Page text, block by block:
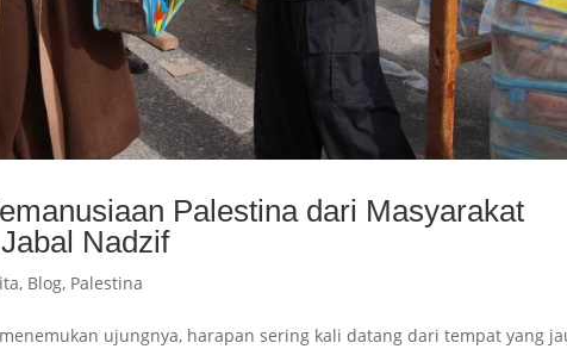
Palestina dari Masyarakat
Nadzif
, Blog, Palestina
ujungnya, harapan sering kali datang dari tempat yang